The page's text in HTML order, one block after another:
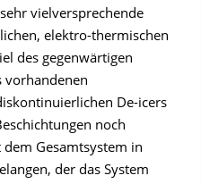
vielversprechende
elektro-thermischen
des gegenwärtigen
vorhandenen
De-icers
noch
Gesamtsystem in
der das System